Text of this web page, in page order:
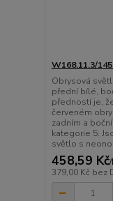
W168.11.3/
Obrysová
přední bílé,
předností je,
červeném
zadním a
kategorie 5.
světlo s
458,59 Kč/
379,00 Kč bez